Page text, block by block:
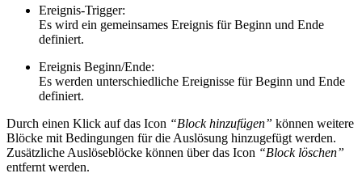
Ereignis-Trigger:
Es wird ein gemeinsames Ereignis für Beginn und Ende
definiert.
Ereignis Beginn/Ende:
Es werden unterschiedliche Ereignisse für Beginn und Ende
definiert.
Durch einen Klick auf das Icon “Block hinzufügen” können weitere
Blöcke mit Bedingungen für die Auslösung hinzugefügt werden.
Zusätzliche Auslöseblöcke können über das Icon “Block löschen”
entfernt werden.